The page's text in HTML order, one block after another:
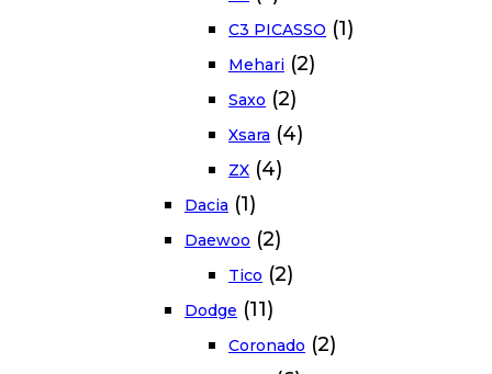
C3 PICASSO (1)
Mehari (2)
Saxo (2)
Xsara (4)
ZX (4)
Dacia (1)
Daewoo (2)
Tico (2)
Dodge (11)
Coronado (2)